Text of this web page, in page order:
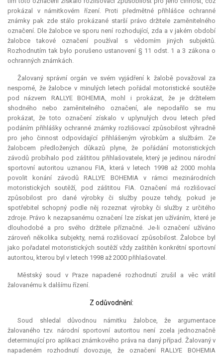
prokázal v námitkovém řízení. Proti předmětné přihlášce ochranné
známky pak zde stálo prokázané starší právo držitele zaměnitelného
označení. Dle žalobce ve sporu není rozhodující, zda a v jakém období
žalobce takové označení používal s vědomím jiných subjektů.
Rozhodnutím tak bylo porušeno ustanovení § 11 odst. 1 a 3 zákona o
ochranných známkách.
Žalovaný správní orgán ve svém vyjádření k žalobě považoval za
nesporné, že žalobce v minulých letech pořádal motoristické soutěže
pod názvem RALLYE BOHEMIA, mohl i prokázat, že je držitelem
shodného nebo zaměnitelného označení, ale nepodařilo se mu
prokázat, že toto označení získalo v uplynulých dvou letech před
podáním přihlášky ochranné známky rozlišovací způsobilost výhradně
pro jeho činnost odpovídající přihlášeným výrobkům a službám. Ze
žalobcem předložených důkazů plyne, že pořádání motoristických
závodů probíhalo pod záštitou přihlašovatele, který je jedinou národní
sportovní autoritou uznanou FIA, která v letech 1998 až 2000 mohla
povolit konání závodů RALLYE BOHEMIAv rámci mezinárodních
motoristických soutěží, pod záštitou FIA. Označení má rozlišovací
způsobilost pro dané výrobky či služby pouze tehdy, pokud je
spotřebitel schopný podle něj rozeznat výrobky či služby z určitého
zdroje. Právo k nezapsanému označení lze získat jen užíváním, které je
dlouhodobé a pro svého držitele příznačné. Je-li označení užíváno
zároveň několika subjekty, nemá rozlišovací způsobilost. Žalobce byl
jako pořadatel motoristických soutěží vždy zaštítěn konkrétní sportovní
autoritou, kterou byl v letech 1998 až 2000 přihlašovatel.
Městský soud v Praze napadené rozhodnutí zrušil a věc vrátil
žalovanému k dalšímu řízení.
Z odůvodnění:
Soud shledal důvodnou námitku žalobce, že argumentace
žalovaného tzv. národní sportovní autoritou není zcela jednoznačně
determinující pro aplikaci známkového práva na daný případ. Žalovaný v
napadeném rozhodnutí dovozuje, že označení RALLYE BOHEMIA